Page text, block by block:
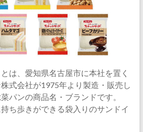
は、愛知県名古屋市に本社を置く
式会社が1975年より製造・販売し
パンの商品名・ブランドです。
持ち歩きができる袋入りのサンドイ